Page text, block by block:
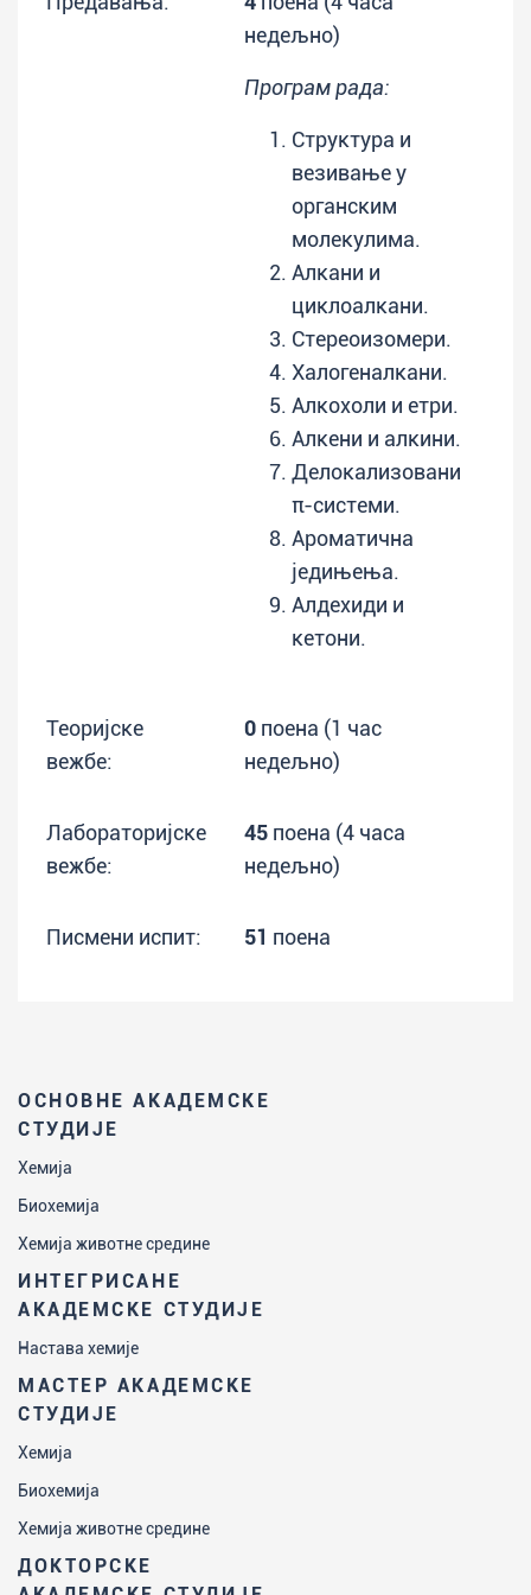
ОСНОВНЕ АКАДЕМСКЕ
СТУДИЈЕ
Хемија
Биохемија
Хемија животне средине
ИНТЕГРИСАНЕ
АКАДЕМСКЕ СТУДИЈЕ
Настава хемије
МАСТЕР АКАДЕМСКЕ
СТУДИЈЕ
Хемија
Биохемија
Хемија животне средине
ДОКТОРСКЕ
недељно)
Програм рада:
Структура и
везивање у
органским
молекулима.
Алкани и
циклоалкани.
Стереоизомери.
Халогеналкани.
Алкохоли и етри.
Алкени и алкини.
Делокализовани
π-системи.
Ароматична
једињења.
Алдехиди и
кетони.
Теоријске
вежбе:
0 поена (1 час
недељно)
Лабораторијске
вежбе:
45 поена (4 часа
недељно)
Писмени испит: 51 поена